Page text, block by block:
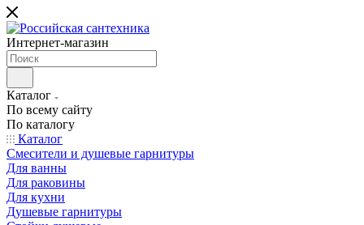
Интернет-магазин
Каталог
По всему сайту
По каталогу
Каталог
Смесители и душевые гарнитуры
Для ванны
Для раковины
Для кухни
Душевые гарнитуры